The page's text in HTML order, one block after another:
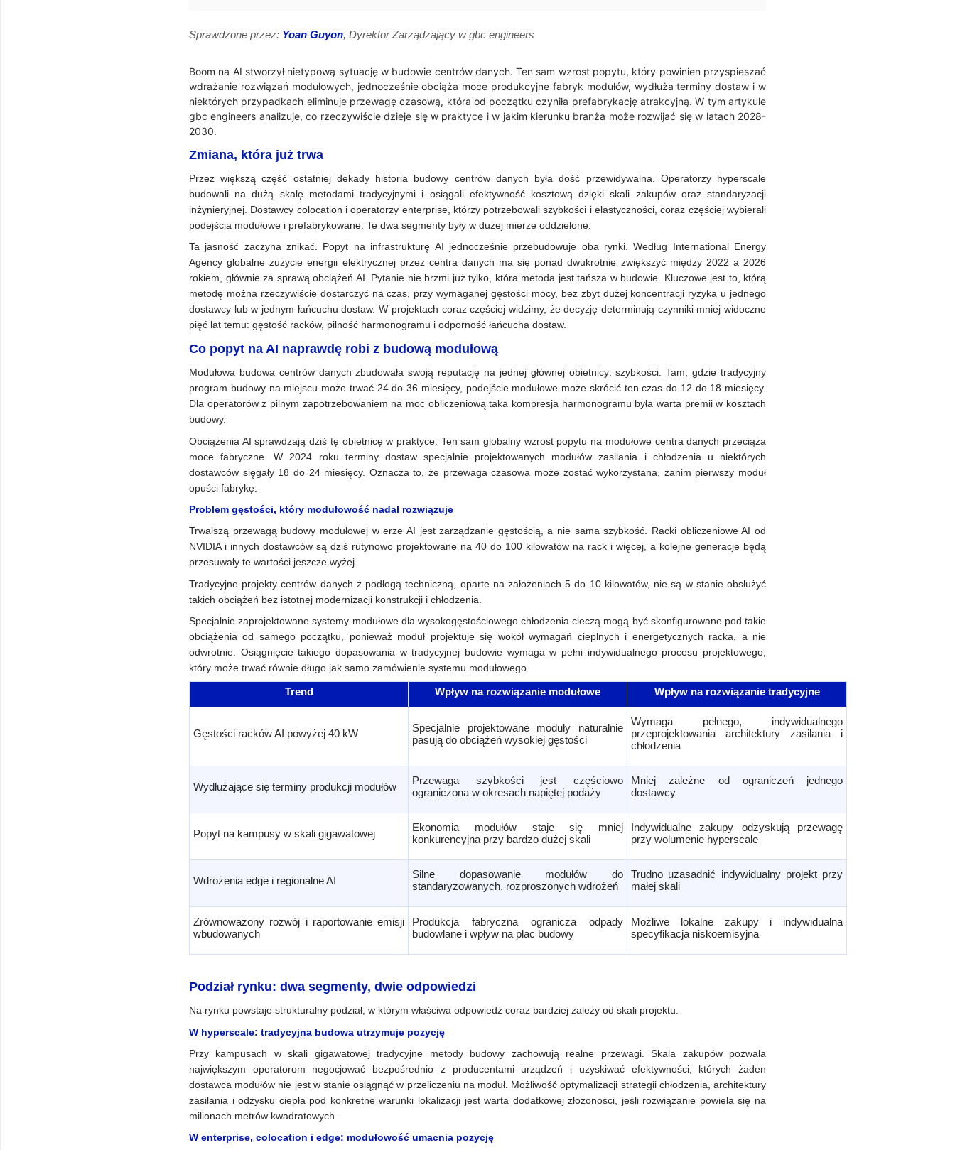
Sprawdzone przez: Yoan Guyon, Dyrektor Zarządzający w gbc engineers
Boom na AI stworzył nietypową sytuację w budowie centrów danych. Ten sam wzrost popytu, który powinien przyspieszać
wdrażanie rozwiązań modułowych, jednocześnie obciąża moce produkcyjne fabryk modułów, wydłuża terminy dostaw i w
niektórych przypadkach eliminuje przewagę czasową, która od początku czyniła prefabrykację atrakcyjną. W tym artykule
gbc engineers analizuje, co rzeczywiście dzieje się w praktyce i w jakim kierunku branża może rozwijać się w latach 2028-
2030.
Zmiana, która już trwa
Przez większą część ostatniej dekady historia budowy centrów danych była dość przewidywalna. Operatorzy hyperscale
budowali na dużą skalę metodami tradycyjnymi i osiągali efektywność kosztową dzięki skali zakupów oraz standaryzacji
inżynieryjnej. Dostawcy colocation i operatorzy enterprise, którzy potrzebowali szybkości i elastyczności, coraz częściej wybierali
podejścia modułowe i prefabrykowane. Te dwa segmenty były w dużej mierze oddzielone.
Ta jasność zaczyna znikać. Popyt na infrastrukturę AI jednocześnie przebudowuje oba rynki. Według International Energy
Agency globalne zużycie energii elektrycznej przez centra danych ma się ponad dwukrotnie zwiększyć między 2022 a 2026
rokiem, głównie za sprawą obciążeń AI. Pytanie nie brzmi już tylko, która metoda jest tańsza w budowie. Kluczowe jest to, którą
metodę można rzeczywiście dostarczyć na czas, przy wymaganej gęstości mocy, bez zbyt dużej koncentracji ryzyka u jednego
dostawcy lub w jednym łańcuchu dostaw. W projektach coraz częściej widzimy, że decyzję determinują czynniki mniej widoczne
pięć lat temu: gęstość racków, pilność harmonogramu i odporność łańcucha dostaw.
Co popyt na AI naprawdę robi z budową modułową
Modułowa budowa centrów danych zbudowała swoją reputację na jednej głównej obietnicy: szybkości. Tam, gdzie tradycyjny
program budowy na miejscu może trwać 24 do 36 miesięcy, podejście modułowe może skrócić ten czas do 12 do 18 miesięcy.
Dla operatorów z pilnym zapotrzebowaniem na moc obliczeniową taka kompresja harmonogramu była warta premii w kosztach
budowy.
Obciążenia AI sprawdzają dziś tę obietnicę w praktyce. Ten sam globalny wzrost popytu na modułowe centra danych przeciąża
moce fabryczne. W 2024 roku terminy dostaw specjalnie projektowanych modułów zasilania i chłodzenia u niektórych
dostawców sięgały 18 do 24 miesięcy. Oznacza to, że przewaga czasowa może zostać wykorzystana, zanim pierwszy moduł
opuści fabrykę.
Problem gęstości, który modułowość nadal rozwiązuje
Trwalszą przewagą budowy modułowej w erze AI jest zarządzanie gęstością, a nie sama szybkość. Racki obliczeniowe AI od
NVIDIA i innych dostawców są dziś rutynowo projektowane na 40 do 100 kilowatów na rack i więcej, a kolejne generacje będą
przesuwały te wartości jeszcze wyżej.
Tradycyjne projekty centrów danych z podłogą techniczną, oparte na założeniach 5 do 10 kilowatów, nie są w stanie obsłużyć
takich obciążeń bez istotnej modernizacji konstrukcji i chłodzenia.
Specjalnie zaprojektowane systemy modułowe dla wysokogęstościowego chłodzenia cieczą mogą być skonfigurowane pod takie
obciążenia od samego początku, ponieważ moduł projektuje się wokół wymagań cieplnych i energetycznych racka, a nie
odwrotnie. Osiągnięcie takiego dopasowania w tradycyjnej budowie wymaga w pełni indywidualnego procesu projektowego,
który może trwać równie długo jak samo zamówienie systemu modułowego.
Trend Wpływ na rozwiązanie modułowe Wpływ na rozwiązanie tradycyjne
Gęstości racków AI powyżej 40 kW
Specjalnie projektowane moduły naturalnie
pasują do obciążeń wysokiej gęstości
Wymaga pełnego, indywidualnego
przeprojektowania architektury zasilania i
chłodzenia
Wydłużające się terminy produkcji modułów
Przewaga szybkości jest częściowo
ograniczona w okresach napiętej podaży
Mniej zależne od ograniczeń jednego
dostawcy
Popyt na kampusy w skali gigawatowej
Ekonomia modułów staje się mniej
konkurencyjna przy bardzo dużej skali
Indywidualne zakupy odzyskują przewagę
przy wolumenie hyperscale
Wdrożenia edge i regionalne AI
Silne dopasowanie modułów do
standaryzowanych, rozproszonych wdrożeń
Trudno uzasadnić indywidualny projekt przy
małej skali
Zrównoważony rozwój i raportowanie emisji
wbudowanych
Produkcja fabryczna ogranicza odpady
budowlane i wpływ na plac budowy
Możliwe lokalne zakupy i indywidualna
specyfikacja niskoemisyjna
Podział rynku: dwa segmenty, dwie odpowiedzi
Na rynku powstaje strukturalny podział, w którym właściwa odpowiedź coraz bardziej zależy od skali projektu.
W hyperscale: tradycyjna budowa utrzymuje pozycję
Przy kampusach w skali gigawatowej tradycyjne metody budowy zachowują realne przewagi. Skala zakupów pozwala
największym operatorom negocjować bezpośrednio z producentami urządzeń i uzyskiwać efektywności, których żaden
dostawca modułów nie jest w stanie osiągnąć w przeliczeniu na moduł. Możliwość optymalizacji strategii chłodzenia, architektury
zasilania i odzysku ciepła pod konkretne warunki lokalizacji jest warta dodatkowej złożoności, jeśli rozwiązanie powiela się na
milionach metrów kwadratowych.
W enterprise, colocation i edge: modułowość umacnia pozycję